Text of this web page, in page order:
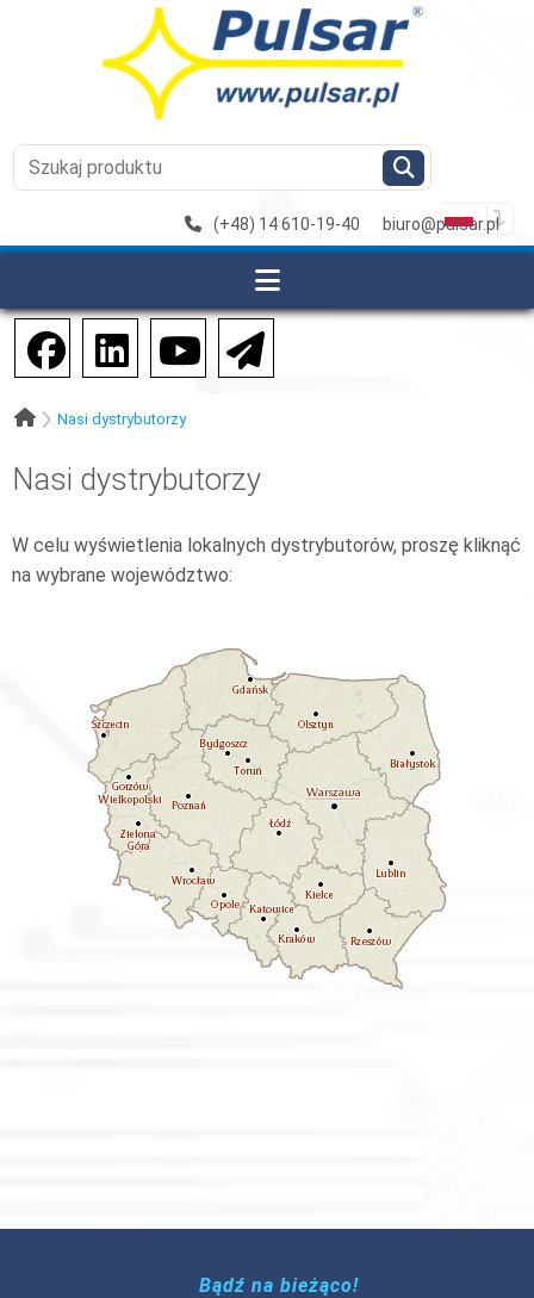
(+48) 14 610-19-40 biuro@pulsar.pl
Nasi dystrybutorzy
Nasi dystrybutorzy
W celu wyświetlenia lokalnych dystrybutorów, proszę kliknąć
na wybrane województwo:
Bądź na bieżąco!